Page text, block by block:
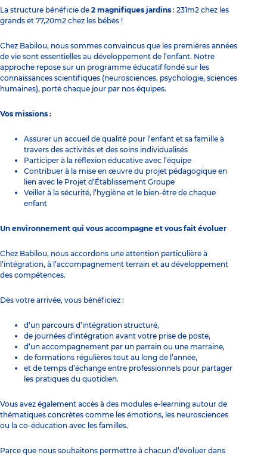
La structure bénéficie de 2 magnifiques jardins : 231m2 chez les
grands et 77,20m2 chez les bébés !
Chez Babilou, nous sommes convaincus que les premières années
de vie sont essentielles au développement de l’enfant. Notre
approche repose sur un programme éducatif fondé sur les
connaissances scientifiques (neurosciences, psychologie, sciences
humaines), porté chaque jour par nos équipes.
Vos missions :
Assurer un accueil de qualité pour l’enfant et sa famille à
travers des activités et des soins individualisés
Participer à la réflexion éducative avec l’équipe
Contribuer à la mise en œuvre du projet pédagogique en
lien avec le Projet d’Établissement Groupe
Veiller à la sécurité, l’hygiène et le bien-être de chaque
enfant
Un environnement qui vous accompagne et vous fait évoluer
Chez Babilou, nous accordons une attention particulière à
l’intégration, à l’accompagnement terrain et au développement
des compétences.
Dès votre arrivée, vous bénéficiez :
d’un parcours d’intégration structuré,
de journées d’intégration avant votre prise de poste,
d’un accompagnement par un parrain ou une marraine,
de formations régulières tout au long de l’année,
et de temps d’échange entre professionnels pour partager
les pratiques du quotidien.
Vous avez également accès à des modules e-learning autour de
thématiques concrètes comme les émotions, les neurosciences
ou la co-éducation avec les familles.
Parce que nous souhaitons permettre à chacun d’évoluer dans